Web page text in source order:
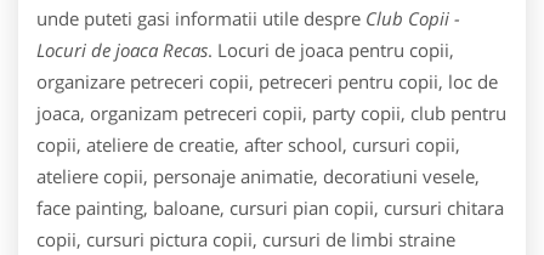
unde puteti gasi informatii utile despre Club Copii -
Locuri de joaca Recas. Locuri de joaca pentru copii,
organizare petreceri copii, petreceri pentru copii, loc de
joaca, organizam petreceri copii, party copii, club pentru
copii, ateliere de creatie, after school, cursuri copii,
ateliere copii, personaje animatie, decoratiuni vesele,
face painting, baloane, cursuri pian copii, cursuri chitara
copii, cursuri pictura copii, cursuri de limbi straine